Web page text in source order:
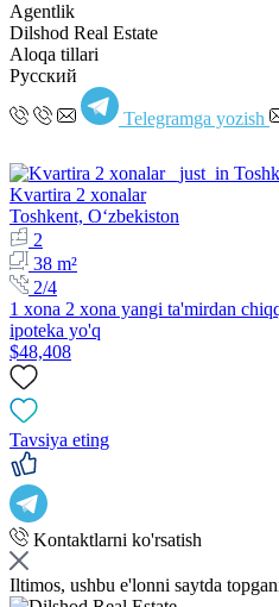
Agentlik
Dilshod Real Estate
Aloqa tillari
Русский
Telegramga yozish
Kvartira 2 xonalar
Toshkent, Oʻzbekiston
2
38 m²
2/4
1 xona 2 xona yangi ta'mirdan
ipoteka yo'q
$48,408
Tavsiya eting
Kontaktlarni ko'rsatish
Iltimos, ushbu e'lonni saytda